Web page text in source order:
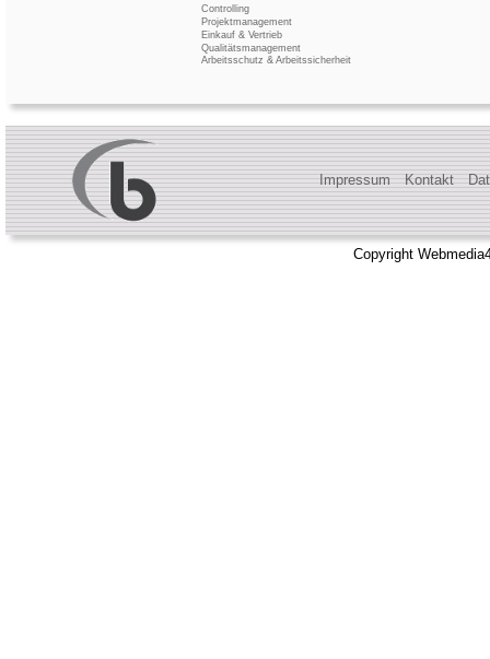
Controlling
Projektmanagement
Einkauf & Vertrieb
Qualitätsmanagement
Arbeitsschutz & Arbeitssicherheit
Impressum Kontakt
Copyright